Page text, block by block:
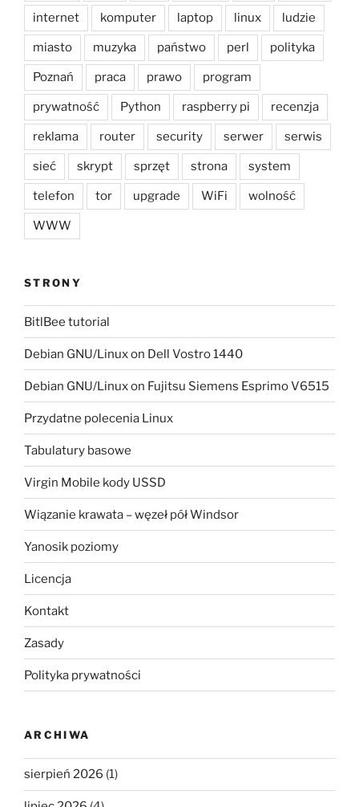
internet komputer laptop linux ludzie
miasto muzyka państwo perl polityka
Poznań praca prawo program
prywatność Python raspberry pi recenzja
reklama router security serwer serwis
sieć skrypt sprzęt strona system
telefon tor upgrade WiFi wolność
WWW
STRONY
BitlBee tutorial
Debian GNU/Linux on Dell Vostro 1440
Debian GNU/Linux on Fujitsu Siemens Esprimo V6515
Przydatne polecenia Linux
Tabulatury basowe
Virgin Mobile kody USSD
Wiązanie krawata – węzeł pół Windsor
Yanosik poziomy
Licencja
Kontakt
Zasady
Polityka prywatności
ARCHIWA
sierpień 2026 (1)